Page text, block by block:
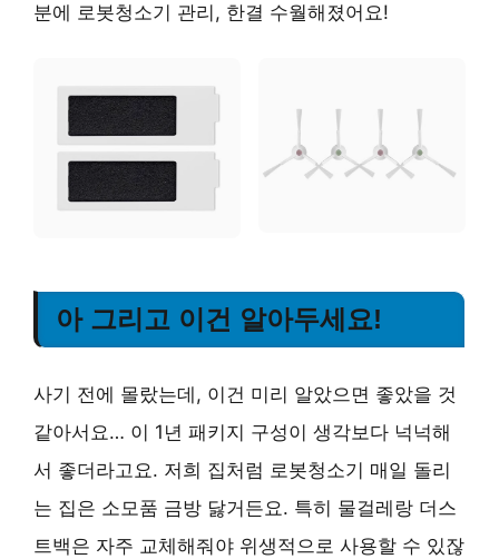
분에 로봇청소기 관리, 한결 수월해졌어요!
아 그리고 이건 알아두세요!
사기 전에 몰랐는데, 이건 미리 알았으면 좋았을 것
같아서요… 이 1년 패키지 구성이 생각보다 넉넉해
서 좋더라고요. 저희 집처럼 로봇청소기 매일 돌리
는 집은 소모품 금방 닳거든요. 특히 물걸레랑 더스
트백은 자주 교체해줘야 위생적으로 사용할 수 있잖